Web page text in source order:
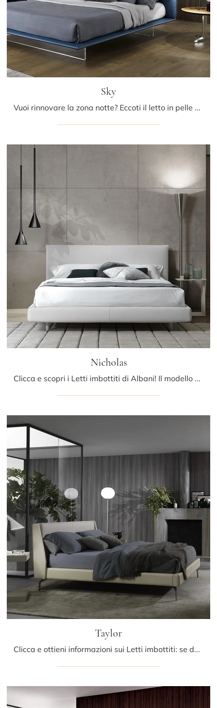
Sky
Vuoi rinnovare la zona notte? Eccoti il letto in pelle Sky di Albani per spazi design.
Nicholas
Clicca e scopri i Letti imbottiti di Albani! Il modello Nicholas in pelle ti aspetta nelle versioni matrimoniali.
Taylor
Clicca e ottieni informazioni sui Letti imbottiti: se desideri modelli matrimoniali moderni, il modello Taylor Albani fa al caso tuo.